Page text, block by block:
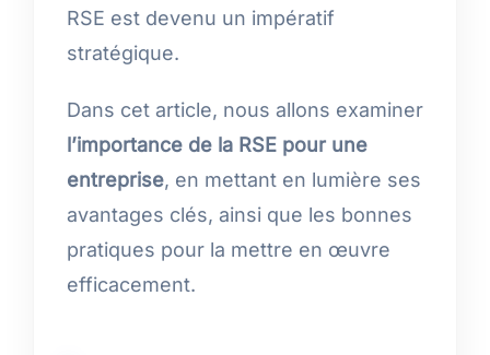
RSE est devenu un impératif
stratégique.
Dans cet article, nous allons examiner
l’importance de la RSE pour une
entreprise, en mettant en lumière ses
avantages clés, ainsi que les bonnes
pratiques pour la mettre en œuvre
efficacement.